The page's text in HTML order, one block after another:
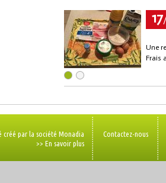
17
Une
Frais
créé par la société Monadia
>> En savoir plus
Contactez-nous